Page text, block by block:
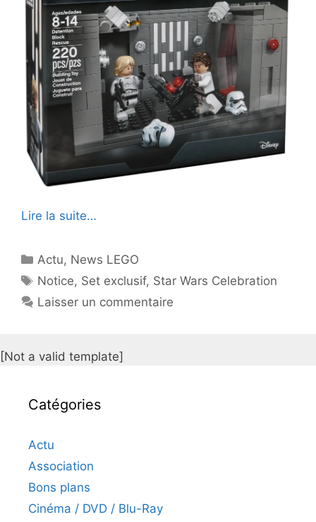
Lire la suite…
Catégories
Actu, News LEGO
Étiquettes
Notice, Set exclusif, Star Wars Celebration
Laisser un commentaire
[Not a valid template]
Catégories
Actu
Association
Bons plans
Cinéma / DVD / Blu-Ray